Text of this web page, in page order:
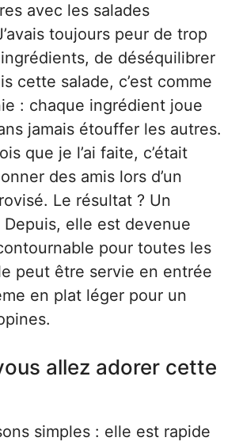
avec les salades
toujours peur de trop
de déséquilibrer
cette salade, c’est comme
: chaque ingrédient joue
jamais étouffer les autres.
que je l’ai faite, c’était
des amis lors d’un
Le résultat ? Un
elle est devenue
pour toutes les
peut être servie en entrée
en plat léger pour un
allez adorer cette
simples : elle est rapide